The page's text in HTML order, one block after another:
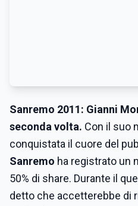
Sanremo 2011: Gianni
seconda volta. Con il suo
conquistata il cuore del
Sanremo ha registrato un
50% di share. Durante il
detto che accetterebbe di